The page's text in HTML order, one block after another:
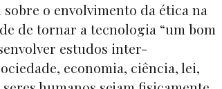
o envolvimento da ética na
de tornar a tecnologia “um bom
estudos inter-
economia, ciência, lei,